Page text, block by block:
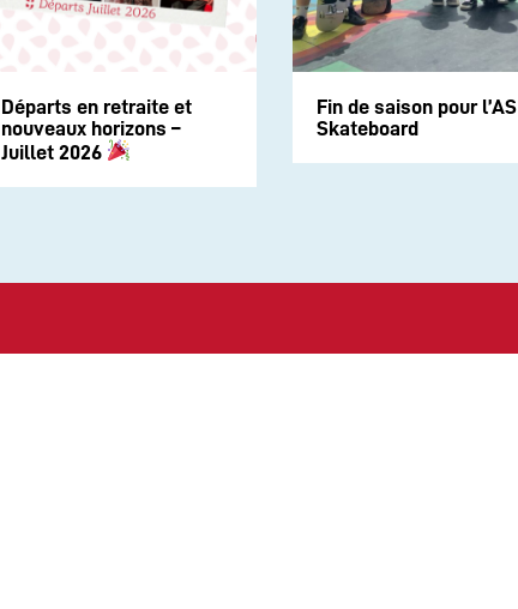
Départs en retraite et
nouveaux horizons –
Juillet 2026
Fin de saison pour l’AS
Skateboard